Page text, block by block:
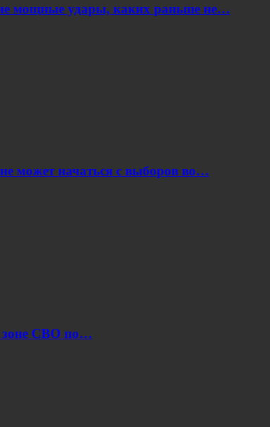
мощные удары, каких раньше не…
может начаться с выборов во…
зоне СВО по…